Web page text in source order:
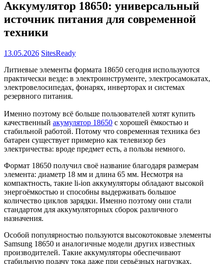
Аккумулятор 18650: универсальный
источник питания для современной
техники
13.05.2026 SitesReady
Литиевые элементы формата 18650 сегодня используются
практически везде: в электроинструменте, электросамокатах,
электровелосипедах, фонарях, инверторах и системах
резервного питания.
Именно поэтому всё больше пользователей хотят купить
качественный акумулятор 18650 с хорошей ёмкостью и
стабильной работой. Потому что современная техника без
батареи существует примерно как телевизор без
электричества: вроде предмет есть, а пользы немного.
Формат 18650 получил своё название благодаря размерам
элемента: диаметр 18 мм и длина 65 мм. Несмотря на
компактность, такие li-ion аккумуляторы обладают высокой
энергоёмкостью и способны выдерживать большое
количество циклов зарядки. Именно поэтому они стали
стандартом для аккумуляторных сборок различного
назначения.
Особой популярностью пользуются высокотоковые элементы
Samsung 18650 и аналогичные модели других известных
производителей. Такие аккумуляторы обеспечивают
стабильную подачу тока даже при серьёзных нагрузках.